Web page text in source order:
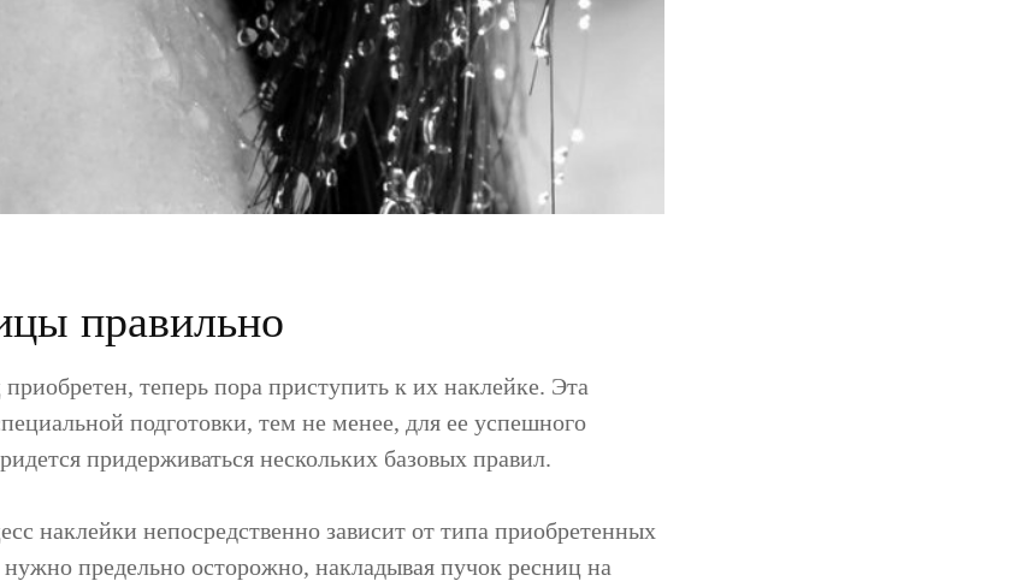
правильно
теперь пора приступить к их наклейке. Эта
подготовки, тем не менее, для ее успешного
придерживаться нескольких базовых правил.
наклейки непосредственно зависит от типа приобретенных
предельно осторожно, накладывая пучок ресниц на